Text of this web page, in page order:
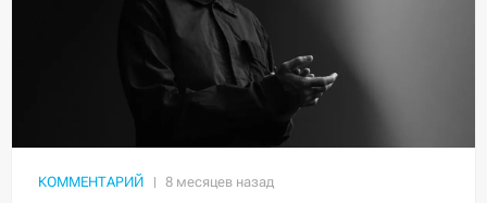
КОММЕНТАРИЙ